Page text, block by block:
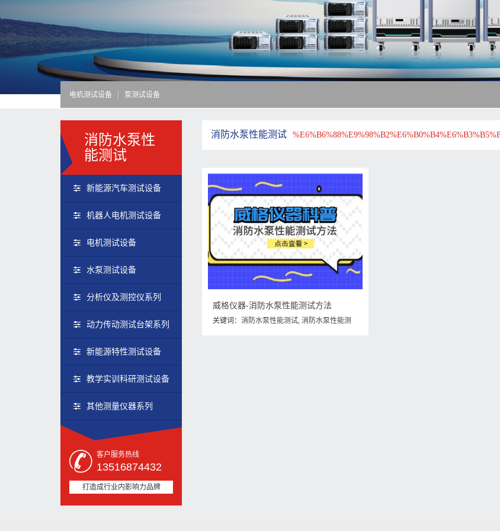
电机测试设备 泵测试设备
消防水泵性
能测试
新能源汽车测试设备
机器人电机测试设备
电机测试设备
水泵测试设备
分析仪及测控仪系列
动力传动测试台架系列
新能源特性测试设备
教学实训科研测试设备
其他测量仪器系列
客户服务热线
13516874432
打造成行业内影响力品牌
消防水泵性能测试
威格仪器-消防水泵性能测试方法
关键词：消防水泵性能测试,消防水泵性能测